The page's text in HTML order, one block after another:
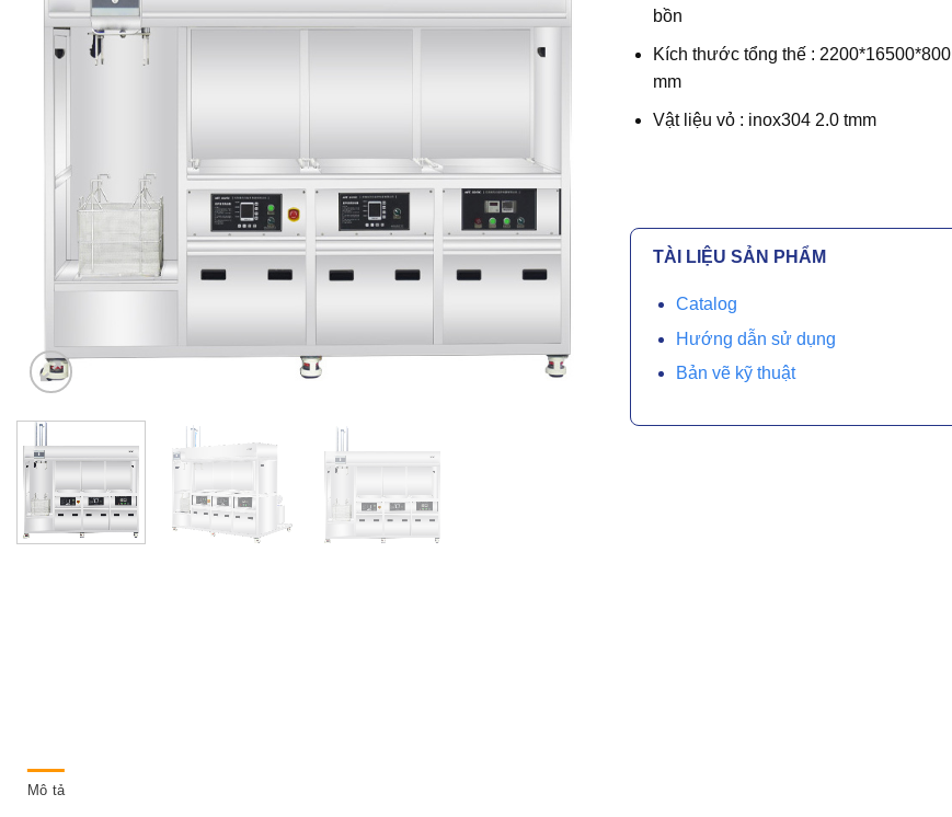
bồn
Kích thước tổng thế : 2200*16500*800
mm
Vật liệu vỏ : inox304 2.0 tmm
TÀI LIỆU SẢN PHẨM
Catalog
Hướng dẫn sử dụng
Bản vẽ kỹ thuật
Mô tả